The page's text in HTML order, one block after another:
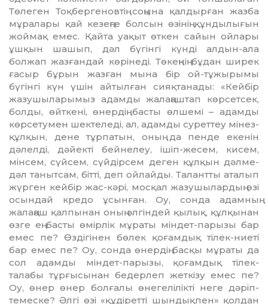
Төлеген Тоқбергеновтiң соңына қалдырған жазба
мұралары қай кезеңге болсын өзiнiң құндылығын
жой­мақ емес. Қайта уақыт өткен сайын ойлары
ұшқын шашып, дәл бүгiнгi күндi алдын-ала
болжап жазғандай көрінеді. Төкеңнiң бұдан ширек
ғасыр бұрын жазған мына бiр ой-тұжырымы
бүгiнгi күн үшiн айтыл­ған сияқтанады: «Кейбiр
жазушыларымыз адамды жалаңаштап көрсетсек,
болды, өйткенi, өнердiң басты өлшемi – адам­ды
көрсетумен шектеледi, ал, адамды суреттеу мiнез-
құлқын, дене тұрпатын, оның да пенде екенiн
дәлелдi, дәйектi бейнелеу, iшiп-жесем, кисем,
мiнсем, сүйсем, сүйдiрсем деген құлқын дәлме-
дәл танытсам, бiттi, деп ойлайды. Талантты аталып
жүрген кейбiр жас-кәрi, мос­қал жазушылардың өзi
осындай кредо ұсынған. Оу, сонда адамның
жалаңаш қалпынан оның әлгiндей қылық, құлқынан
өзге ең басты өмiрлiк мұраты мiндет-па­рызы бар
емес пе? Өздiгiнен бөлек қо­ғам­дық тiлек-ниетi
бар емес пе? Оу, сон­да өнердiң басқы мұраты да
сол адамды мiндет-парызы, қоғамдық тiлек-
талабы тұрғысынан бедерлеп жеткiзу емес пе?
Оу, өнер өнер болғалы өнегелiлiктi неге дәрiп­
темеске? Әлгi өзi «құдiреттi шын­дықпен» қолдан